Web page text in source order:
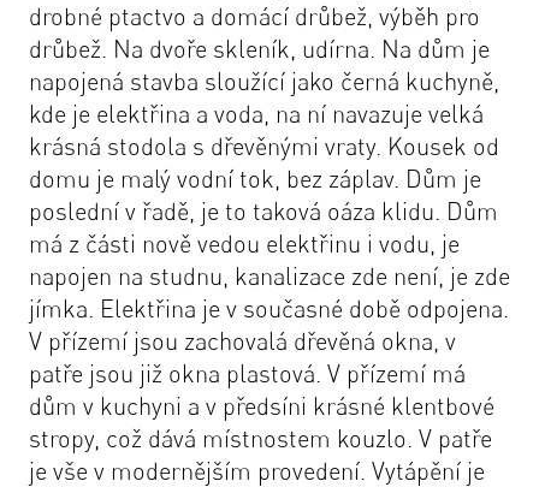
drobné ptactvo a domácí drůbež, výběh pro
drůbež. Na dvoře skleník, udírna. Na dům je
napojená stavba sloužící jako černá kuchyně,
kde je elektřina a voda, na ní navazuje velká
krásná stodola s dřevěnými vraty. Kousek od
domu je malý vodní tok, bez záplav. Dům je
poslední v řadě, je to taková oáza klidu. Dům
má z části nově vedou elektřinu i vodu, je
napojen na studnu, kanalizace zde není, je zde
jímka. Elektřina je v současné době odpojena.
V přízemí jsou zachovalá dřevěná okna, v
patře jsou již okna plastová. V přízemí má
dům v kuchyni a v předsíni krásné klentbové
stropy, což dává místnostem kouzlo. V patře
je vše v modernějším provedení. Vytápění je